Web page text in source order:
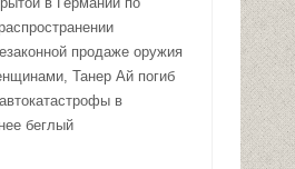
продаже оружия
Танер Ай погиб
в
беглый